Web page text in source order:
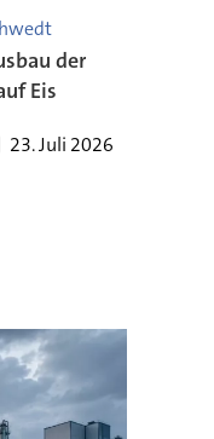
der
Eis
23. Juli 2026